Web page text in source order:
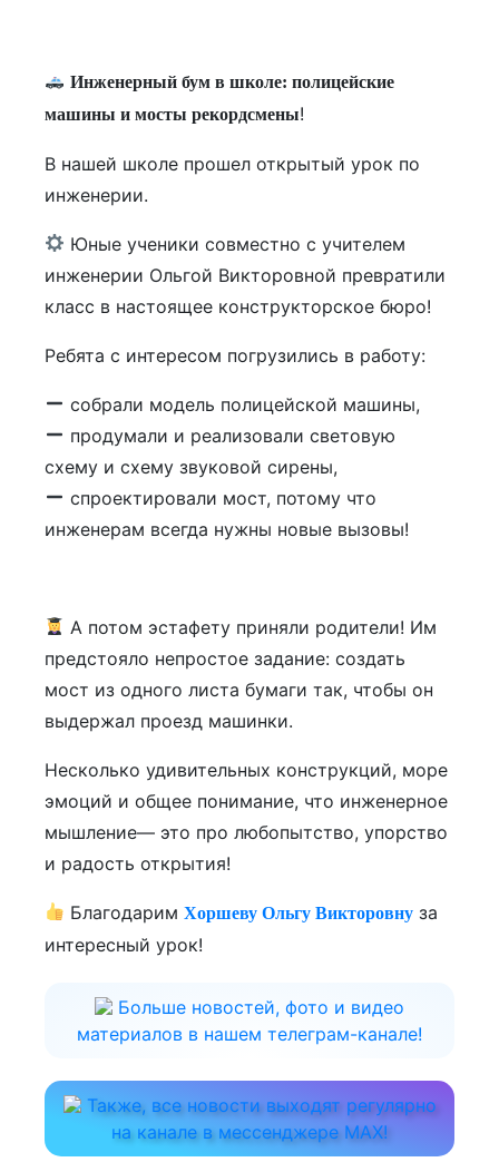
Инженерный бум в школе: полицейские
машины и мосты рекордсмены!
В нашей школе прошел открытый урок по
инженерии.
Юные ученики совместно с учителем
инженерии Ольгой Викторовной превратили
класс в настоящее конструкторское бюро!
Ребята с интересом погрузились в работу:
собрали модель полицейской машины,
продумали и реализовали световую
схему и схему звуковой сирены,
спроектировали мост, потому что
инженерам всегда нужны новые вызовы!
А потом эстафету приняли родители! Им
предстояло непростое задание: создать
мост из одного листа бумаги так, чтобы он
выдержал проезд машинки.
Несколько удивительных конструкций, море
эмоций и общее понимание, что инженерное
мышление— это про любопытство, упорство
и радость открытия!
БлагодаримХоршеву Ольгу Викторовну за
интересный урок!
Больше новостей, фото и видео
материалов в нашем телеграм-канале!
Также, все новости выходят регулярно
на канале в мессенджере МАХ!